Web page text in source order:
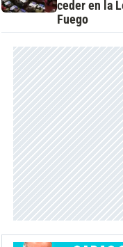
ceder en la
Fuego